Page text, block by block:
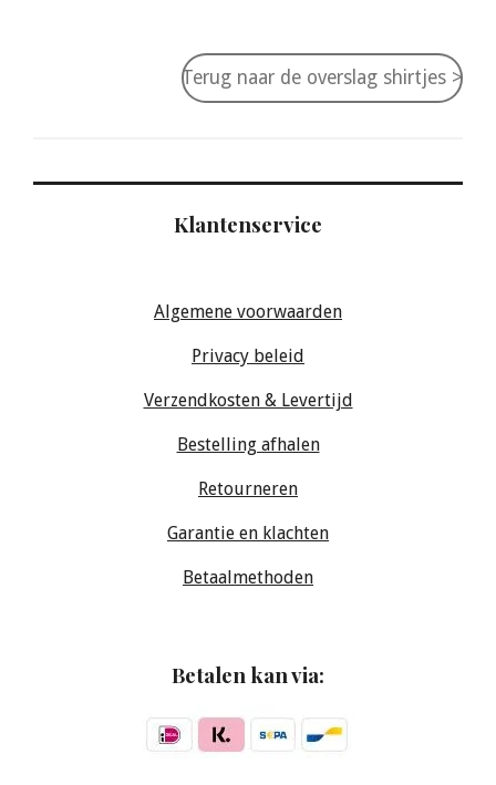
Terug naar de overslag shirtjes >
Klantenservice
Algemene voorwaarden
Privacy beleid
Verzendkosten & Levertijd
Bestelling afhalen
Retourneren
Garantie en klachten
Betaalmethoden
Betalen kan via: